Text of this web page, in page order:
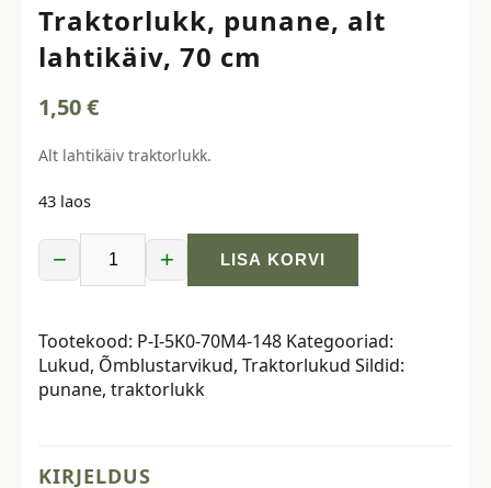
Traktorlukk, punane, alt
lahtikäiv, 70 cm
1,50€
Alt lahtikäiv traktorlukk.
43 laos
−
Traktorlukk,
punane,
lahtikäiv,
70
cm
+ LISA KORVI
Tootekood: P-I-5K0-70M4-148 Kategooriad:
Lukud, Õmblustarvikud, Traktorlukud Sildid:
punane, traktorlukk
KIRJELDUS